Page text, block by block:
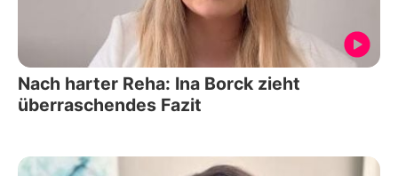
Nach harter Reha: Ina Borck zieht
überraschendes Fazit